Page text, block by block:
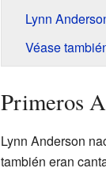
Lynn
Véase
Primeros
Lynn Anderson
también eran